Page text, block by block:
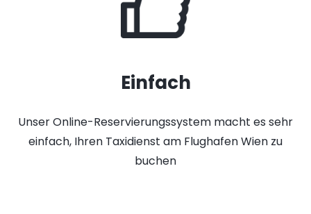
Einfach
Unser Online-Reservierungssystem macht es sehr
einfach, Ihren Taxidienst am Flughafen Wien zu
buchen